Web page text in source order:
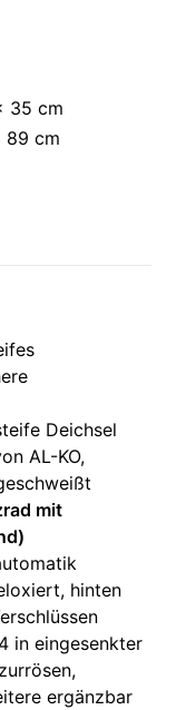
35 cm
89 cm
Deichsel
AL-KO,
mit
hinten
in eingesenkter
ergänzbar